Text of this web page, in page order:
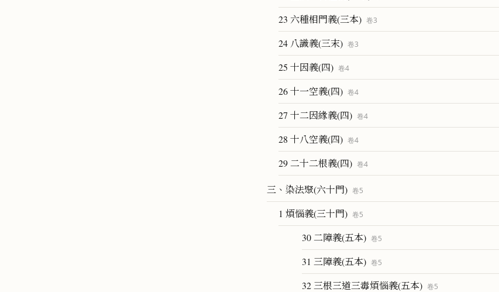
23 六種相門義(三本) 卷3
24 八識義(三末) 卷3
25 十因義(四) 卷4
26 十一空義(四) 卷4
27 十二因緣義(四) 卷4
28 十八空義(四) 卷4
29 二十二根義(四) 卷4
三、染法聚(六十門) 卷5
1 煩惱義(三十門) 卷5
30 二障義(五本) 卷5
31 三障義(五本) 卷5
32 三根三道三毒煩惱義(五本) 卷5